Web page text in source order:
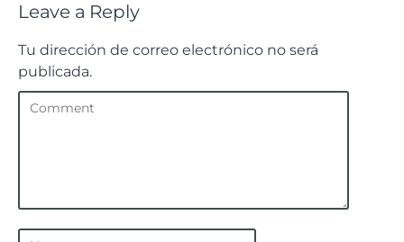
Leave a Reply
Tu dirección de correo electrónico no será
publicada.